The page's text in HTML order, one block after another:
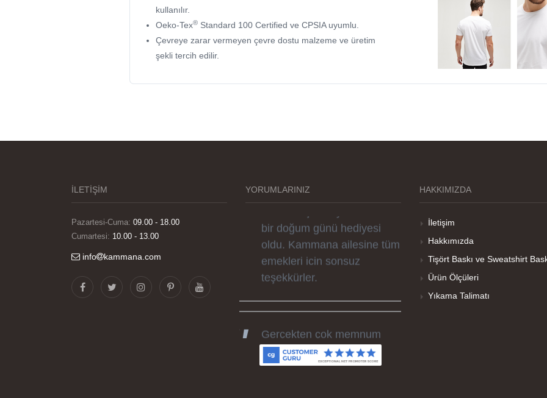
kullanılır.
Oeko-Tex® Standard 100 Certified ve CPSIA uyumlu.
Çevreye zarar vermeyen çevre dostu malzeme ve üretim
şekli tercih edilir.
İLETİŞİM
Pazartesi-Cuma: 09.00 - 18.00
Cumartesi: 10.00 - 13.00
info kammana.com
YORUMLARINIZ
Görselleri ve baskı kalitesi
siparislerim kısa zamanda
bir doğum günü hediyesi
oldu. Kammana ailesine tüm
emekleri icin sonsuz
teşekkürler.
Gerçekten çok memnum
kaldım, sorunlu olan ürünü
hemen düzelttiler ve ertesi
HAKKIMIZDA
İletişim
Hakkımızda
Tişört Baskı ve Sweatshirt
Ürün Ölçüleri
Yıkama Talimatı